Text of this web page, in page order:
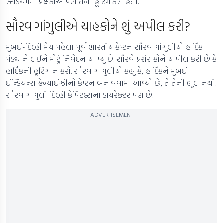
સૌરવ ગાંગુલીએ ચાહકોને શું અપીલ કરી?
મુંબઈ-દિલ્હી મેચ પહેલા પૂર્વ ભારતીય કેપ્ટન સૌરવ ગાંગુલીએ હાર્દિક
પંડ્યાને લઈને મોટું નિવેદન આપ્યું છે. સૌરવે પ્રશંસકોને અપીલ કરી છે કે
હાર્દિકની હૂટિંગ ન કરો. સૌરવ ગાંગુલીએ કહ્યું કે, હાર્દિકને મુંબઈ
ઈન્ડિયન્સ ફ્રેન્ચાઈઝીનો કેપ્ટન બનાવવામાં આવ્યો છે, તે તેની ભૂલ નથી.
સૌરવ ગાંગુલી દિલ્હી કેપિટલ્સના ડાયરેક્ટર પણ છે.
ADVERTISEMENT